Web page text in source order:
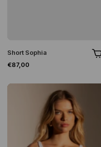
Short Sophia
€87,00